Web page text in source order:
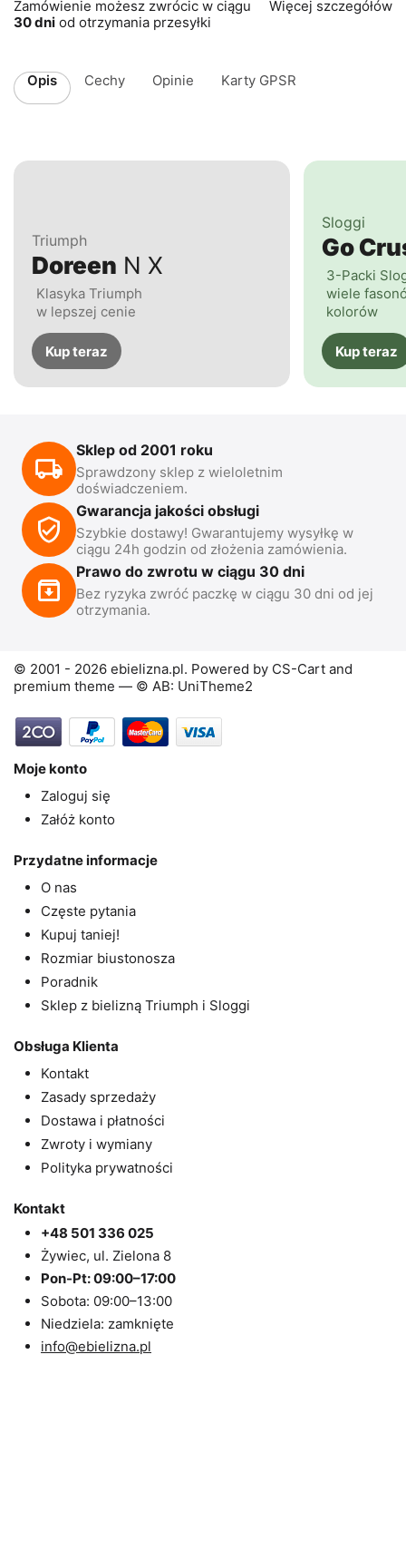
Zamówienie możesz zwrócic w ciągu
30 dni od otrzymania przesyłki
Więcej szczegółów
Opis Cechy Opinie Karty GPSR
Triumph
Doreen N X
Klasyka Triumph
w lepszej cenie
Kup teraz
Sloggi
Go
3-Packi
wiele
kolorów
Kup teraz
Sklep od 2001 roku
Sprawdzony sklep z wieloletnim
doświadczeniem.
Gwarancja jakości obsługi
Szybkie dostawy! Gwarantujemy wysyłkę w
ciągu 24h godzin od złożenia zamówienia.
Prawo do zwrotu w ciągu 30 dni
Bez ryzyka zwróć paczkę w ciągu 30 dni od jej
otrzymania.
© 2001 - 2026 ebielizna.pl. Powered by CS-Cart and
premium theme — © AB: UniTheme2
Moje konto
Zaloguj się
Załóż konto
Przydatne informacje
O nas
Częste pytania
Kupuj taniej!
Rozmiar biustonosza
Poradnik
Sklep z bielizną Triumph i Sloggi
Obsługa Klienta
Kontakt
Zasady sprzedaży
Dostawa i płatności
Zwroty i wymiany
Polityka prywatności
Kontakt
+48 501 336 025
Żywiec, ul. Zielona 8
Pon-Pt: 09:00–17:00
Sobota: 09:00–13:00
Niedziela: zamknięte
info@ebielizna.pl